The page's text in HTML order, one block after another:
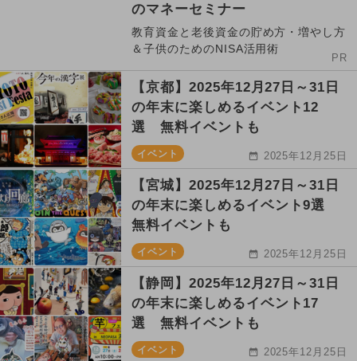
のマネーセミナー
教育資金と老後資金の貯め方・増やし方
＆子供のためのNISA活用術
PR
【京都】2025年12月27日～31日
の年末に楽しめるイベント12
選 無料イベントも
イベント 2025年12月25日
【宮城】2025年12月27日～31日
の年末に楽しめるイベント9選
無料イベントも
イベント 2025年12月25日
【静岡】2025年12月27日～31日
の年末に楽しめるイベント17
選 無料イベントも
イベント 2025年12月25日